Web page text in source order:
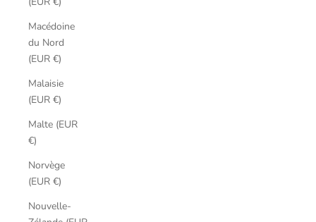
Macédoine
du Nord
(EUR €)
Malaisie
(EUR €)
Malte (EUR
€)
Norvège
(EUR €)
Nouvelle-